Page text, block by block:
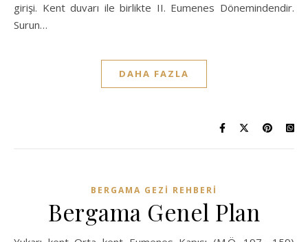
girişi. Kent duvarı ile birlikte II. Eumenes Dönemindendir.
Surun…
DAHA FAZLA
BERGAMA GEZI REHBERI
Bergama Genel Plan